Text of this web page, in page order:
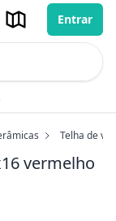
Entrar
Telha de
vermelho